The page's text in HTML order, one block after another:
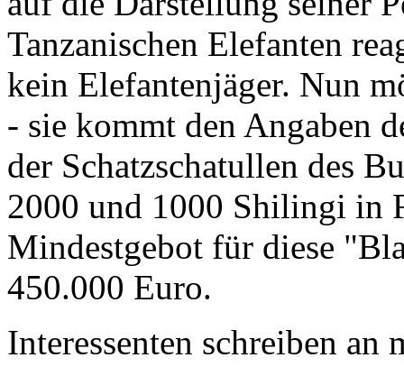
Tanzanischen Elefanten
kein Elefantenjäger. Nun
- sie kommt den Angaben
der Schatzschatullen des
2000 und 1000 Shilingi in
Mindestgebot für diese
450.000 Euro.
Interessenten schreiben